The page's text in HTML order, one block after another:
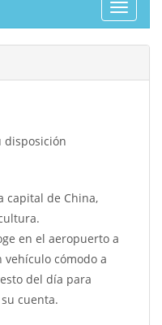
Toggle
disposición
capital de China,
en el aeropuerto a
cómodo a
del día para
cuenta.